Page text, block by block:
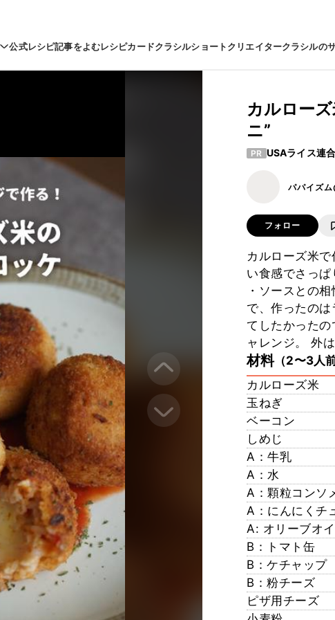
公式レシピ記事をよむレシピカードクラシルショートクリエイタークラシルの
カルロー
ニ”
PR USAライス連
パパイズ
フォロー
カルローズ米
い食感でさっぱ
・ソースとの
で、作ったの
てしたかった
ャレンジ。 外
材料（2〜3人前
カルローズ米
玉ねぎ
ベーコン
しめじ
A：牛乳
A：水
A：顆粒コンソ
A：にんにくチ
A: オリーブオ
B：トマト缶
B：ケチャップ
B：粉チーズ
ピザ用チーズ